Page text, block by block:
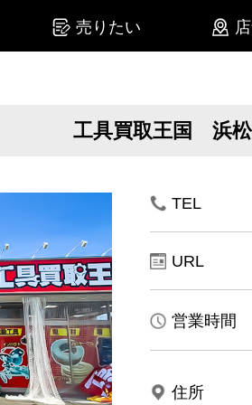
売りたい
工具買取王国 浜
TEL
URL
営業時間
住所